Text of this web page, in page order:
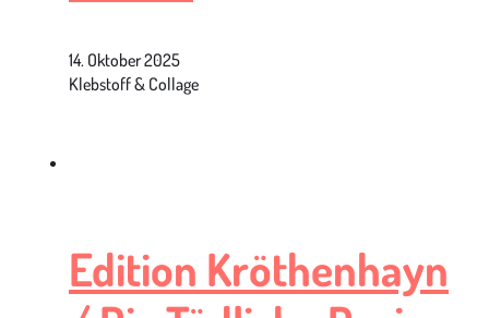
14. Oktober 2025
Klebstoff & Collage
Edition Kröthenhayn